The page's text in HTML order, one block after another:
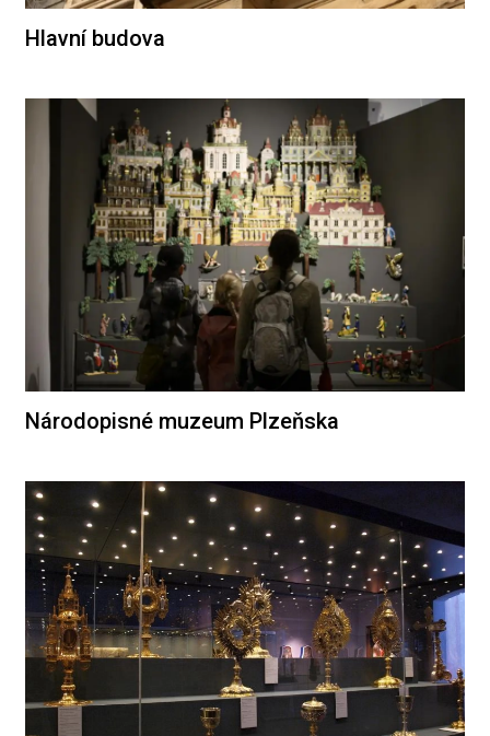
Hlavní budova
Národopisné muzeum Plzeňska